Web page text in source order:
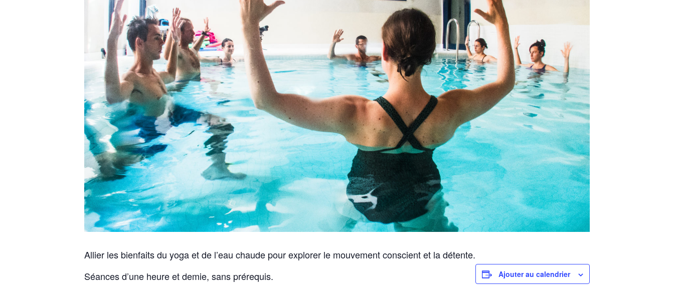
Allier les bienfaits du yoga et de l’eau chaude pour explorer le mouvement conscient et la détente.
Séances d’une heure et demie, sans prérequis.
Ajouter au calendrier